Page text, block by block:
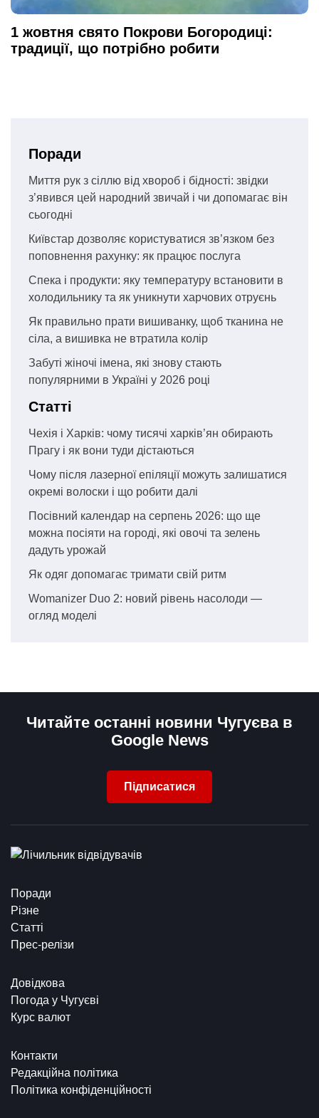
1 жовтня свято Покрови Богородиці:
традиції, що потрібно робити
Поради
Миття рук з сіллю від хвороб і бідності: звідки
з’явився цей народний звичай і чи допомагає він
сьогодні
Київстар дозволяє користуватися зв’язком без
поповнення рахунку: як працює послуга
Спека і продукти: яку температуру встановити в
холодильнику та як уникнути харчових отруєнь
Як правильно прати вишиванку, щоб тканина не
сіла, а вишивка не втратила колір
Забуті жіночі імена, які знову стають
популярними в Україні у 2026 році
Статті
Чехія і Харків: чому тисячі харків’ян обирають
Прагу і як вони туди дістаються
Чому після лазерної епіляції можуть залишатися
окремі волоски і що робити далі
Посівний календар на серпень 2026: що ще
можна посіяти на городі, які овочі та зелень
дадуть урожай
Як одяг допомагає тримати свій ритм
Womanizer Duo 2: новий рівень насолоди —
огляд моделі
Читайте останні новини Чугуєва в
Google News
Підписатися
Поради
Різне
Статті
Прес-релізи
Довідкова
Погода у Чугуєві
Курс валют
Контакти
Редакційна політика
Політика конфіденційності